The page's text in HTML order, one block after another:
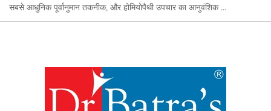
सबसे आधुनिक पूर्वानुमान तकनीक, और होमियोपैथी उपचार का आनुवंशिक ...